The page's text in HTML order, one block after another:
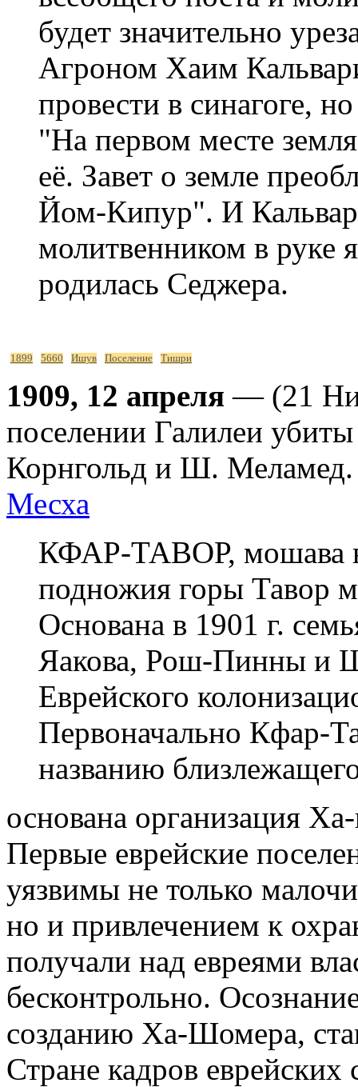
будет значительно
Агроном Хаим
провести в синагоге,
"На первом месте
её. Завет о земле
Йом-Кипур". И
молитвенником в руке
родилась Седжера.
1899 5660 Ишув Поселение Тишри
1909, 12 апреля — (21
поселении Галилеи
Корнгольд и Ш. Меламед.
Месха
КФАР-ТАВОР, мошава
подножия горы Тавор
Основана в 1901 г.
Яакова, Рош-Пинны и
Еврейского
Первоначально Кфар-
названию
основана организация
Первые еврейские
уязвимы не только
но и привлечением к
получали над евреями
бесконтрольно.
созданию Ха-Шомера,
Стране кадров еврейских